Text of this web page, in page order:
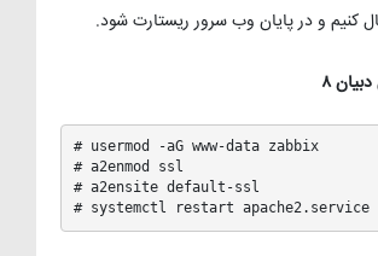
۸
# usermod -aG www-data zabbix
# a2enmod ssl
# a2ensite default-ssl
# systemctl restart apache2.service